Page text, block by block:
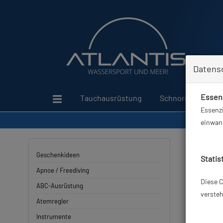
Tauchausrüstung Schnorcheln
Geschenkideen
Apnoe / Freediving
ABC-Ausrüstung
Atemregler
Instrumente
Diese